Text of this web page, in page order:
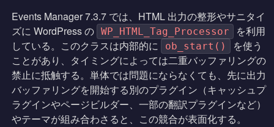
Events Manager 7.3.7 では、HTML 出力の整形やサニタイ
ズに WordPress の WP_HTML_Tag_Processor
を利用
している。このクラスは内部的に
ob_start()
を使う
ことがあり、タイミングによっては二重バッファリングの
禁止に抵触する。単体では問題にならなくても、先に出力
バッファリングを開始する別のプラグイン（キャッシュプ
ラグインやページビルダー、一部の翻訳プラグインなど）
やテーマが組み合わさると、この競合が表面化する。